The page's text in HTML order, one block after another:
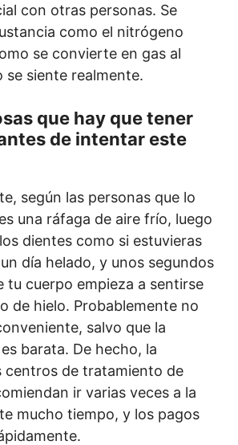
con otras personas. Se
como el nitrógeno
se convierte en gas al
se siente realmente.
que hay que tener
de intentar este
según las personas que lo
una ráfaga de aire frío, luego
dientes como si estuvieras
día helado, y unos segundos
tu cuerpo empieza a sentirse
de hielo. Probablemente no
salvo que la
barata. De hecho, la
centros de tratamiento de
ir varias veces a la
mucho tiempo, y los pagos